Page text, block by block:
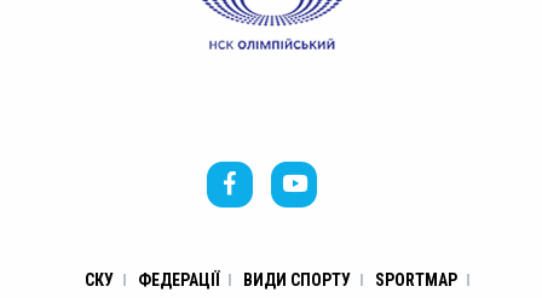
СКУ ФЕДЕРАЦІЇ ВИДИ СПОРТУ SPORTMAP